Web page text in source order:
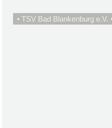
• TSV Bad Blankenburg